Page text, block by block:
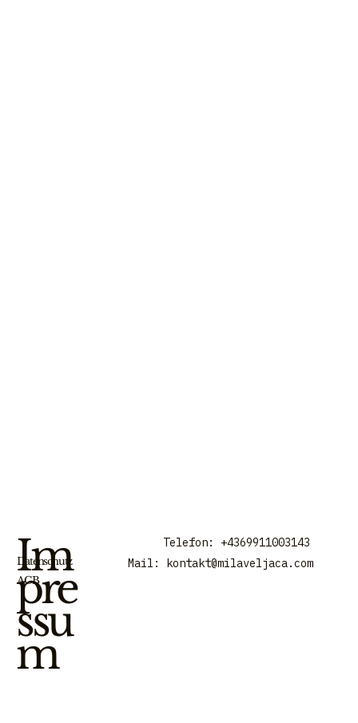
Im
pre
ssu
m
Datenschutz
AGB
Mail: kontakt@milaveljaca.com
Telefon: +4369911003143